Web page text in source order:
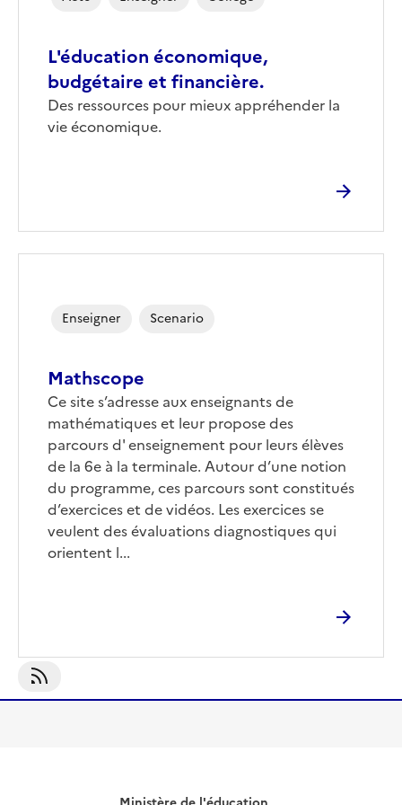
L'éducation économique,
budgétaire et financière.
Corps
Des ressources pour mieux appréhender la
vie économique.
Mathscope
Ce site s’adresse aux enseignants de
mathématiques et leur propose des
parcours d' enseignement pour leurs élèves
de la 6e à la terminale. Autour d’une notion
du programme, ces parcours sont constitués
d’exercices et de vidéos. Les exercices se
veulent des évaluations diagnostiques qui
orientent l...
Enseigner Scenario
S'abonner À Enseigner